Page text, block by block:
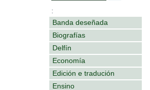
:
Banda deseñada
Biografías
Delfín
Economía
Edición e tradución
Ensino